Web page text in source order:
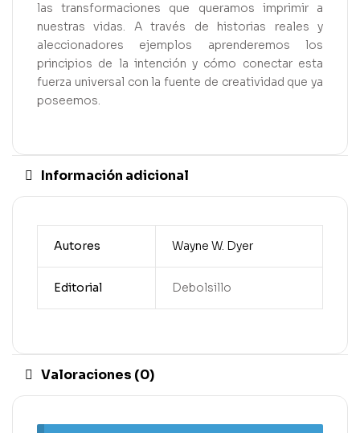
las transformaciones que queramos imprimir a
nuestras vidas. A través de historias reales y
aleccionadores ejemplos aprenderemos los
principios de la intención y cómo conectar esta
fuerza universal con la fuente de creatividad que ya
poseemos.
Información adicional
Autores Wayne W. Dyer
Editorial Debolsillo
Valoraciones (0)